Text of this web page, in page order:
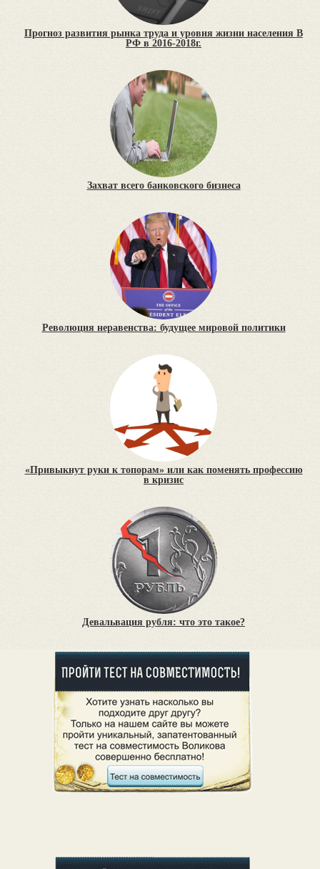
Прогноз развития рынка труда и уровня жизни населения В
РФ в 2016-2018г.
Захват всего банковского бизнеса
Революция неравенства: будущее мировой политики
«Привыкнут руки к топорам» или как поменять профессию
в кризис
Девальвация рубля: что это такое?